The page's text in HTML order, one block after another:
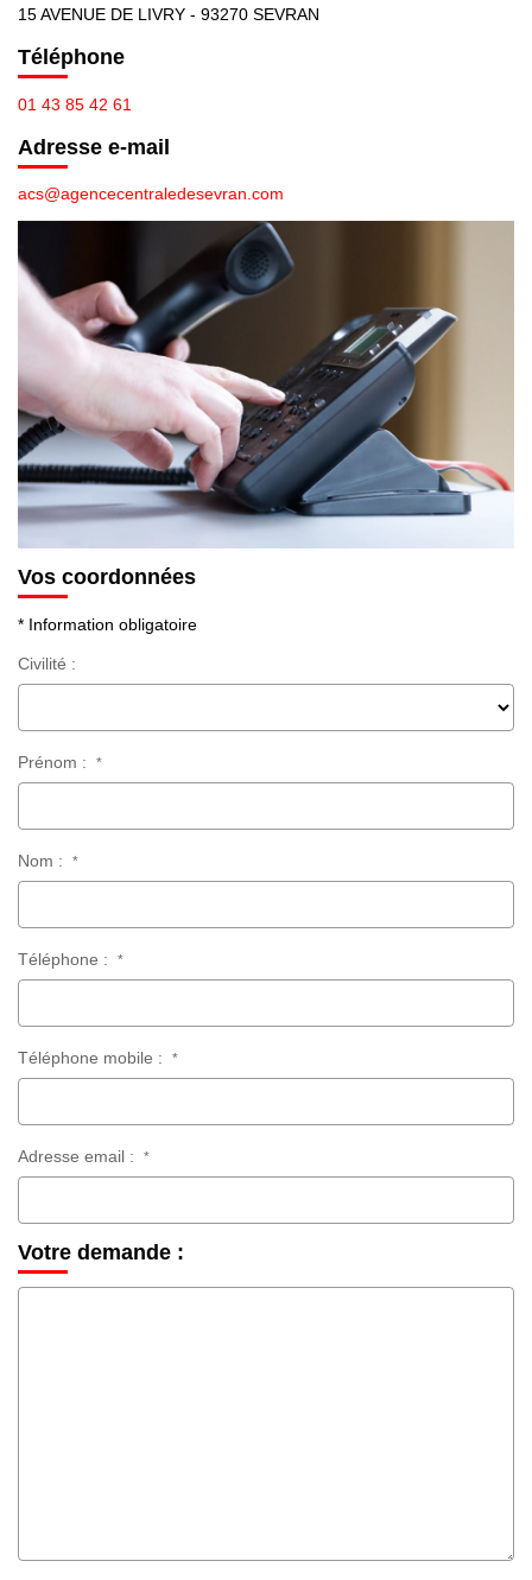
+ De 250 000 Euros
NOTRE AGENCE
CONTACT
15 AVENUE DE LIVRY - 93270 SEVRAN
Téléphone
01 43 85 42 61
Adresse e-mail
acs@agencecentraledesevran.com
Vos coordonnées
* Information obligatoire
Civilité :
Prénom : *
Nom : *
Téléphone : *
Téléphone mobile : *
Adresse email : *
Votre demande :